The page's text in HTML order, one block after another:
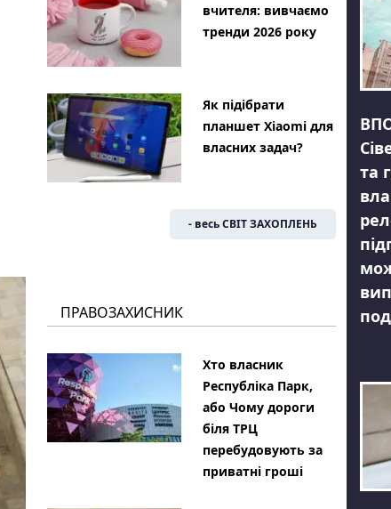
вчителя: вивчаємо
тренди 2026 року
Як підібрати
планшет Xiaomi для
власних задач?
- весь СВІТ ЗАХОПЛЕНЬ
ПРАВОЗАХИСНИК
Хто власник
Республіка Парк,
або Чому дороги
біля ТРЦ
перебудовують за
приватні гроші
та